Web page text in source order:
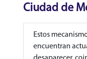
Ciudad de
Estos
encuentran